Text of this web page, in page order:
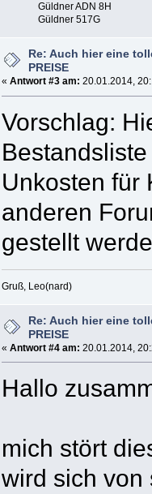
Güldner ADN 8H
Güldner 517G
Re: Auch hier eine
PREISE
«Antwort #3 am: 20.01.2014,
Vorschlag:
Unkosten für
anderen
gestellt
Gruß, Leo(nard)
Re: Auch hier eine
PREISE
«Antwort #4 am: 20.01.2014,
Hallo
mich stört
wird sich von